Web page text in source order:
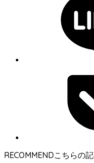
RECOMMEND